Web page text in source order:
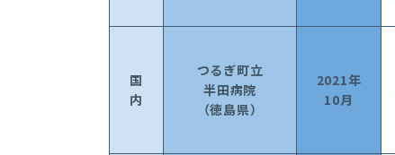
国
内
つるぎ町立
半田病院
（徳島県）
2021年
10月